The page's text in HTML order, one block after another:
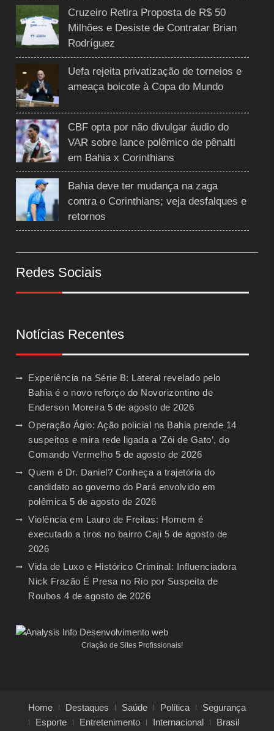
Cruzeiro Retira Proposta de R$ 50
Milhões e Desiste de Contratar Brian
Rodríguez
Uefa rejeita privatização de torneios e
ameaça boicote à Copa do Mundo
CBF opta por não divulgar áudio do
VAR sobre lance polêmico de pênalti
em Bahia x Corinthians
Bahia deve ter mudança na zaga
contra o Corinthians; veja desfalques e
retornos
Redes Sociais
Notícias Recentes
Experiência na Série B: Lateral revelado pelo
Bahia é o novo reforço do Novorizontino de
Enderson Moreira 5 de agosto de 2026
Operação Ágio: Ação policial na Bahia prende 14
suspeitos e mira rede ligada a ‘Zói de Gato’, do
Comando Vermelho 5 de agosto de 2026
Quem é Dr. Daniel? Conheça a trajetória do
candidato ao governo do Pará envolvido em
polêmica 5 de agosto de 2026
Violência em Lauro de Freitas: Homem é
executado a tiros no bairro Caji 5 de agosto de
2026
Vida de Luxo e Histórico Criminal: Influenciadora
Nick Frazão É Presa no Rio por Suspeita de
Roubos 4 de agosto de 2026
Criação de Sites Profissionais!
Home Destaques Saúde Política
Segurança
Esporte
Entretenimento Internacional Brasil